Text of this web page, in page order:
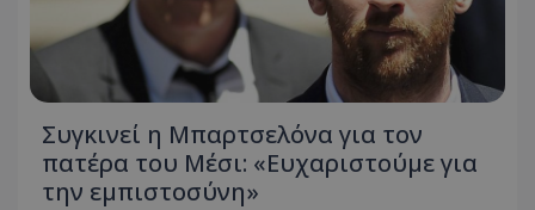
Συγκινεί η Μπαρτσελόνα για τον
πατέρα του Μέσι: «Ευχαριστούμε για
την εμπιστοσύνη»